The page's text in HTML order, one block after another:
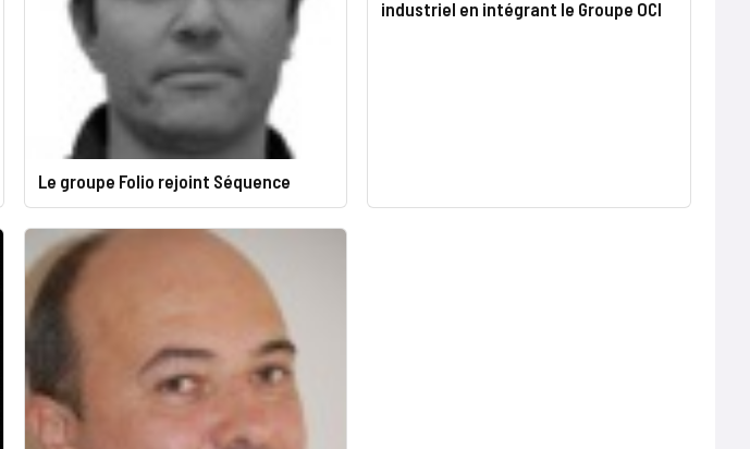
Le groupe Folio rejoint Séquence
industriel en intégrant le Groupe OCI